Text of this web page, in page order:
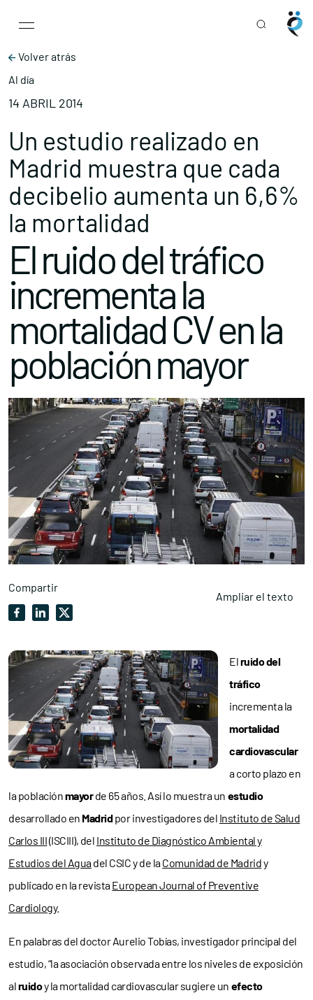
Main Navigation
Volver atrás
Al día
14 ABRIL 2014
Un estudio realizado en
Madrid muestra que cada
decibelio aumenta un 6,6%
la mortalidad
El ruido del tráfico
incrementa la
mortalidad CV en la
población mayor
Compartir
Ampliar el texto
Elruido del
tráfico
incrementa la
mortalidad
cardiovascular
a corto plazo en
la poblaciónmayorde 65 años. Así lo muestra un estudio
desarrollado en Madridpor investigadores del Instituto de Salud
Carlos III(ISCIII), del Instituto de Diagnóstico Ambiental y
Estudios del Aguadel CSIC y de laComunidad de Madridy
publicado en la revistaEuropean Journal of Preventive
Cardiology.
En palabras del doctor Aurelio Tobías, investigador principal del
estudio, “la asociación observada entre los niveles de exposición
alruidoy la mortalidad cardiovascular sugiere un efecto